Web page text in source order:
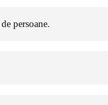
de persoane.